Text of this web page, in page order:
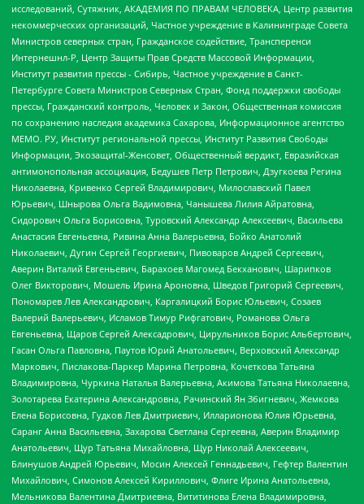
исследований, Сутяжник, АКАДЕМИЯ ПО ПРАВАМ ЧЕЛОВЕКА, Центр развития
некоммерческих организаций, Частное учреждение в Калининграде Совета
Министров северных стран, Гражданское содействие, Трансперенси
Интернешнл-Р, Центр Защиты Прав Средств Массовой Информации,
Институт развития прессы - Сибирь, Частное учреждение в Санкт-
Петербурге Совета Министров Северных Стран, Фонд поддержки свободы
прессы, Гражданский контроль, Человек и Закон, Общественная комиссия
по сохранению наследия академика Сахарова, Информационное агентство
МЕМО. РУ, Институт региональной прессы, Институт Развития Свободы
Информации, Экозащита!-Женсовет, Общественный вердикт, Евразийская
антимонопольная ассоциация, Бедушев Петр Петрович, Дзугкоева Регина
Николаевна, Кривенко Сергей Владимирович, Милославский Павел
Юрьевич, Шнырова Ольга Вадимовна, Чанышева Лилия Айратовна,
Сидорович Ольга Борисовна, Туровский Александр Алексеевич, Васильева
Анастасия Евгеньевна, Ривина Анна Валерьевна, Бойко Анатолий
Николаевич, Дугин Сергей Георгиевич, Пивоваров Андрей Сергеевич,
Аверин Виталий Евгеньевич, Барахоев Магомед Бекханович, Шарипков
Олег Викторович, Мошель Ирина Ароновна, Шведов Григорий Сергеевич,
Пономарев Лев Александрович, Каргалицкий Борис Юльевич, Созаев
Валерий Валерьевич, Исламов Тимур Рифгатович, Романова Ольга
Евгеньевна, Щаров Сергей Алексадрович, Цирульников Борис Альбертович,
Гасан Ольга Павловна, Паутов Юрий Анатольевич, Верховский Александр
Маркович, Пислакова-Паркер Марина Петровна, Кочеткова Татьяна
Владимировна, Чуркина Наталья Валерьевна, Акимова Татьяна Николаевна,
Золотарева Екатерина Александровна, Рачинский Ян Збигневич, Жемкова
Елена Борисовна, Гудков Лев Дмитриевич, Илларионова Юлия Юрьевна,
Саранг Анна Васильевна, Захарова Светлана Сергеевна, Аверин Владимир
Анатольевич, Щур Татьяна Михайловна, Щур Николай Алексеевич,
Блинушов Андрей Юрьевич, Мосин Алексей Геннадьевич, Гефтер Валентин
Михайлович, Симонов Алексей Кириллович, Флиге Ирина Анатольевна,
Мельникова Валентина Дмитриевна, Вититинова Елена Владимировна,